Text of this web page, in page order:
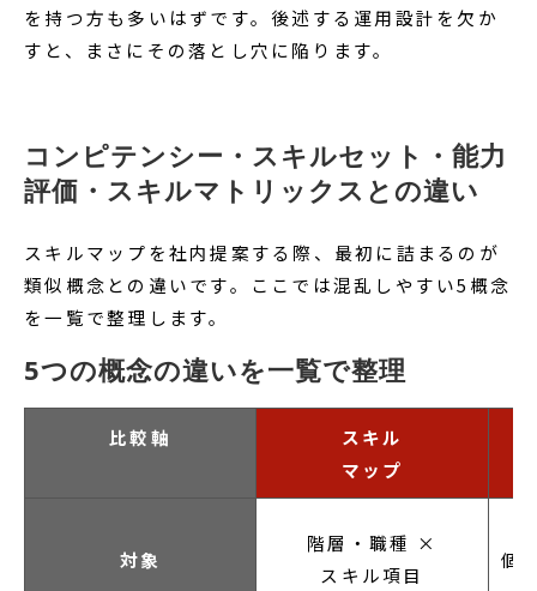
を持つ方も多いはずです。後述する運用設計を欠か
すと、まさにその落とし穴に陥ります。
コンピテンシー・スキルセット・能力
評価・スキルマトリックスとの違い
スキルマップを社内提案する際、最初に詰まるのが
類似概念との違いです。ここでは混乱しやすい5概念
を一覧で整理します。
5つの概念の違いを一覧で整理
比較軸
スキル
マップ
対象
階層・職種 ×
スキル項目
個